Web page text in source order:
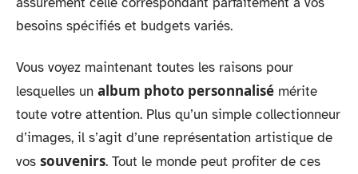
besoins spécifiés et budgets variés.
Vous voyez maintenant toutes les raisons pour
lesquelles un album photo personnalisé mérite
toute votre attention. Plus qu’un simple collectionneur
d’images, il s’agit d’une représentation artistique de
vos souvenirs. Tout le monde peut profiter de ces